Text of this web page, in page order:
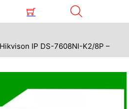
IP DS-7608NI-K2/8P –